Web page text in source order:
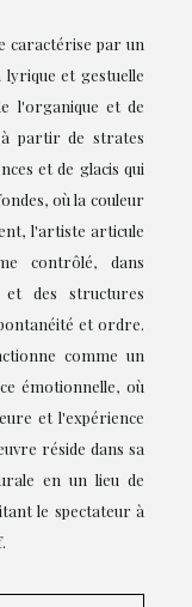
caractérise par un
et gestuelle
l'organique et de
partir de strates
et de glacis qui
où la couleur
l'artiste articule
contrôlé, dans
et des structures
et ordre.
comme un
émotionnelle, où
et l'expérience
réside dans sa
en un lieu de
le spectateur à